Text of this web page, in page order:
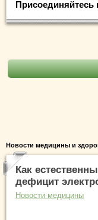
Присоединяйтесь
Новости медицины и
Как
дефицит
Новости медицины